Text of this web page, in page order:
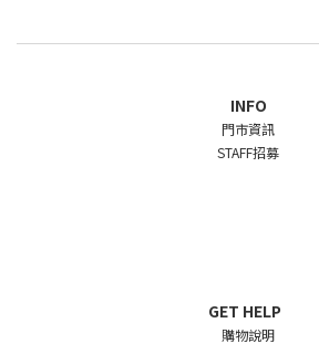
INFO
門市資訊
STAFF招募
GET HELP
購物說明